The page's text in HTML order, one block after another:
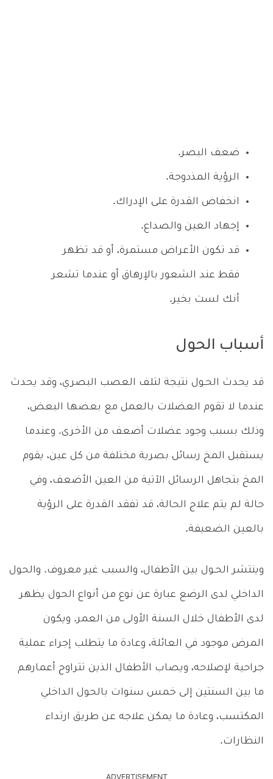
ضعف البصر.
الرؤية المذدوجة.
انخفاض القدرة على الإدراك.
إجهاد العين والصداع.
قد تكون الأعراض مستمرة، أو قد تظهر
فقط عند الشعور بالإرهاق أو عندما تشعر
أنك لست بخير.
أسباب الحول
قد يحدث الحـول نتيجة لتلف العصب البصري، وقد يحدث
عندما لا تقوم العضلات بالعمل مع بعضها البعض،
وذلك بسبب وجود عضلات أضعف من الأخرى. وعندما
يستقبل المخ رسائل بصرية مختلفة من كل عين، يقوم
المخ بتجاهل الرسائل الآتية من العين الأضعف، وفي
حالة لم يتم علاج الحالة، قد تفقد القدرة على الرؤية
بالعين الضعيفة.
وينتشر الحـول بين الأطفال، والسبب غير معروف. والحول
الداخلي لدى الرضع عبارة عن نوع من أنواع الحول يظهر
لدى الأطفال خلال السنة الأولى من العمر. ويكون
المرض موجود في العائلة، وعادة ما يتطلب إجراء عملية
جراحية لإصلاحه، ويصاب الأطفال الذين تتراوح أعمارهم
ما بين السنتين إلى خمس سنوات بالحول الداخلي
المكتسب، وعادة ما يمكن علاجه عن طريق ارتداء
النظارات.